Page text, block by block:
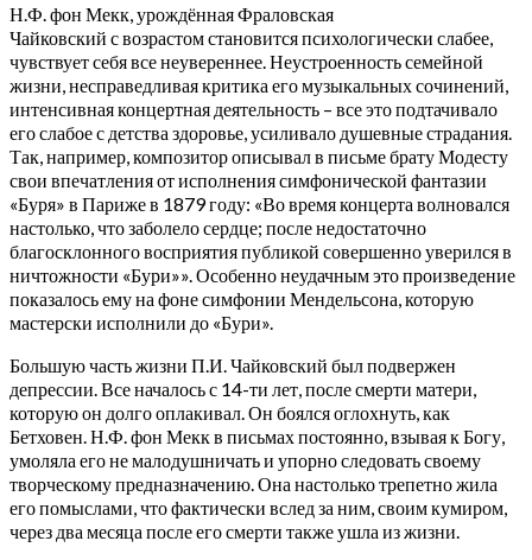
Н.Ф. фон Мекк, урождённая Фраловская
Чайковский с возрастом становится психологически слабее,
чувствует себя все неувереннее. Неустроенность семейной
жизни, несправедливая критика его музыкальных сочинений,
интенсивная концертная деятельность – все это подтачивало
его слабое с детства здоровье, усиливало душевные страдания.
Так, например, композитор описывал в письме брату Модесту
свои впечатления от исполнения симфонической фантазии
«Буря» в Париже в 1879 году: «Во время концерта волновался
настолько, что заболело сердце; после недостаточно
благосклонного восприятия публикой совершенно уверился в
ничтожности «Бури»». Особенно неудачным это произведение
показалось ему на фоне симфонии Мендельсона, которую
мастерски исполнили до «Бури».
Большую часть жизни П.И. Чайковский был подвержен
депрессии. Все началось с 14-ти лет, после смерти матери,
которую он долго оплакивал. Он боялся оглохнуть, как
Бетховен. Н.Ф. фон Мекк в письмах постоянно, взывая к Богу,
умоляла его не малодушничать и упорно следовать своему
творческому предназначению. Она настолько трепетно жила
его помыслами, что фактически вслед за ним, своим кумиром,
через два месяца после его смерти также ушла из жизни.